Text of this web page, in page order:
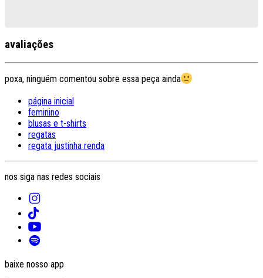
avaliações
poxa, ninguém comentou sobre essa peça ainda
página inicial
feminino
blusas e t-shirts
regatas
regata justinha renda
nos siga nas redes sociais
baixe nosso app